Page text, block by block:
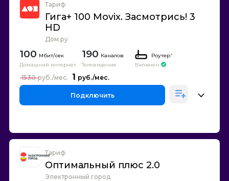
Тариф
Гига+ 100 Movix. Засмотрись! 3
HD
Дом.ру
100
Домашний интернет
190 Каналов
Телевидение
Роутер*
Включен
1
1530
Подключить
Тариф
Оптимальный плюс 2.0
Электронный город